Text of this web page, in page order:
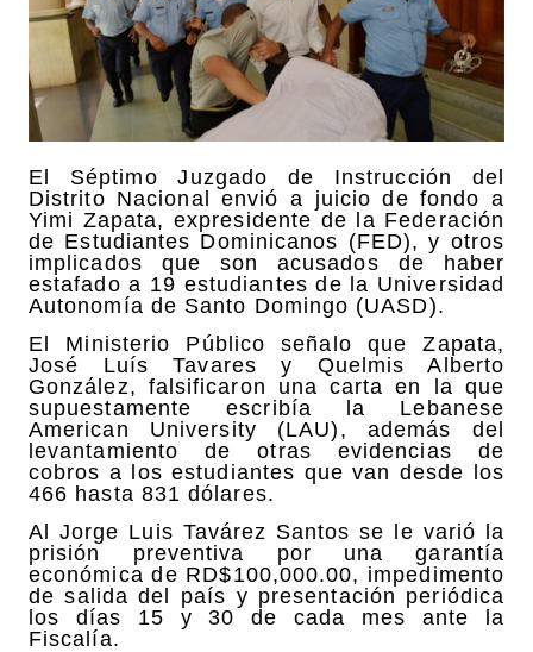
El Séptimo Juzgado de Instrucción del
Distrito Nacional envió a juicio de fondo a
Yimi Zapata, expresidente de la Federación
de Estudiantes Dominicanos (FED), y otros
implicados que son acusados de haber
estafado a 19 estudiantes de la Universidad
Autonomía de Santo Domingo (UASD).
El Ministerio Público señalo que Zapata,
José Luís Tavares y Quelmis Alberto
González, falsificaron una carta en la que
supuestamente escribía la Lebanese
American University (LAU), además del
levantamiento de otras evidencias de
cobros a los estudiantes que van desde los
466 hasta 831 dólares.
Al Jorge Luis Tavárez Santos se le varió la
prisión preventiva por una garantía
económica de RD$100,000.00, impedimento
de salida del país y presentación periódica
los días 15 y 30 de cada mes ante la
Fiscalía.